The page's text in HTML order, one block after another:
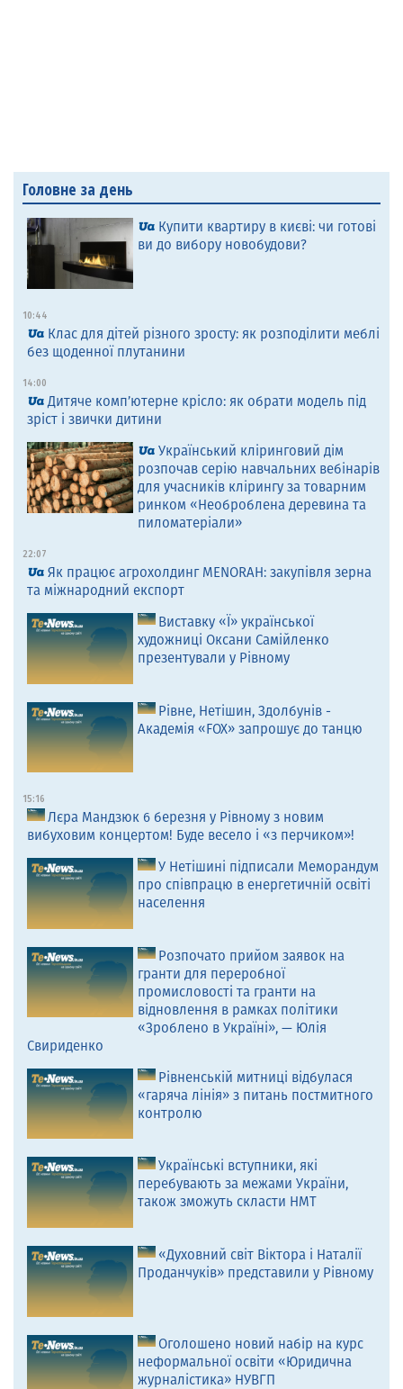
Головне за день
Купити квартиру в києві: чи готові
ви до вибору новобудови?
10:44
Клас для дітей різного зросту: як розподілити меблі
без щоденної плутанини
14:00
Дитяче комп’ютерне крісло: як обрати модель під
зріст і звички дитини
Український кліринговий дім
розпочав серію навчальних вебінарів
для учасників клірингу за товарним
ринком «Необроблена деревина та
пиломатеріали»
22:07
Як працює агрохолдинг MENORAH: закупівля зерна
та міжнародний експорт
Виставку «Ї» української
художниці Оксани Самійленко
презентували у Рівному
Рівне, Нетішин, Здолбунів -
Академія «FOX» запрошує до танцю
15:16
Лєра Мандзюк 6 березня у Рівному з новим
вибуховим концертом! Буде весело і «з перчиком»!
У Нетішині підписали Меморандум
про співпрацю в енергетичній освіті
населення
Розпочато прийом заявок на
гранти для переробної
промисловості та гранти на
відновлення в рамках політики
«Зроблено в Україні», — Юлія
Свириденко
Рівненській митниці відбулася
«гаряча лінія» з питань постмитного
контролю
Українські вступники, які
перебувають за межами України,
також зможуть скласти НМТ
«Духовний світ Віктора і Наталії
Проданчуків» представили у Рівному
Оголошено новий набір на курс
неформальної освіти «Юридична
журналістика» НУВГП